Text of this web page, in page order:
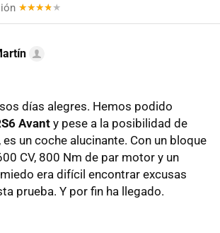
días alegres. Hemos podido
Avant y pese a la posibilidad de
un coche alucinante. Con un bloque
CV, 800 Nm de par motor y un
era difícil encontrar excusas
prueba. Y por fin ha llegado.